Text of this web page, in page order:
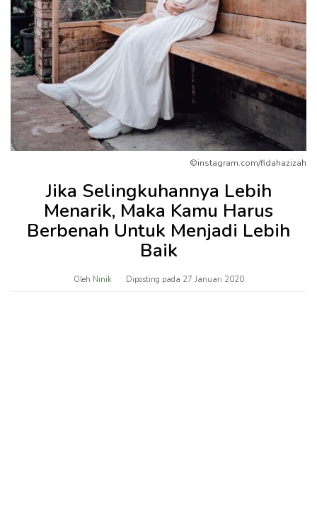
©instagram.com/fidahazizah
Jika Selingkuhannya Lebih
Menarik, Maka Kamu Harus
Berbenah Untuk Menjadi Lebih
Baik
Oleh Ninik Diposting pada 27 Januari 2020